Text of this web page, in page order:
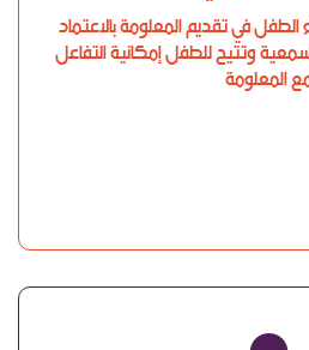
الطفل في تقديم المعلومة بالاعتماد
وتتيح للطفل إمكانية التفاعل
المعلومة